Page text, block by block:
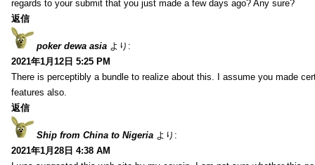
regards to your submit that you just made a few days ago? Any sure?
返信
poker dewa asia より:
2021年1月12日 5:25 PM
There is perceptibly a bundle to realize about this. I assume you made
features also.
返信
Ship from China to Nigeria より:
2021年1月28日 4:38 AM